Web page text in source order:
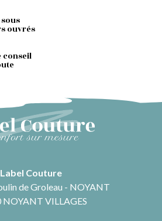
ouvrés
conseil
Label Couture
de Groleau - NOYANT
NOYANT VILLAGES